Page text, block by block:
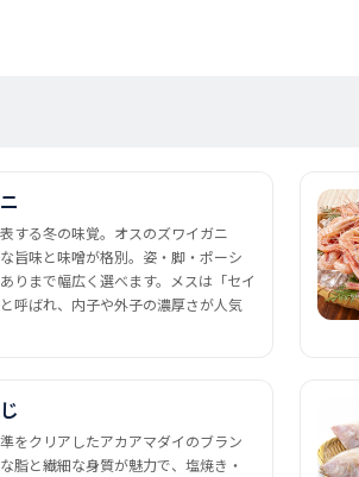
する冬の味覚。オスのズワイガニ
旨味と味噌が格別。姿・脚・ポーシ
りまで幅広く選べます。メスは「セイ
呼ばれ、内子や外子の濃厚さが人気
をクリアしたアカアマダイのブラン
脂と繊細な身質が魅力で、塩焼き・